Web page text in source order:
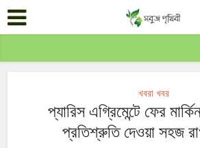
খবরা খবর
প্যারিস এগ্রিমেন্টে ফের
প্রতিশ্রুতি দেওয়া সহজ